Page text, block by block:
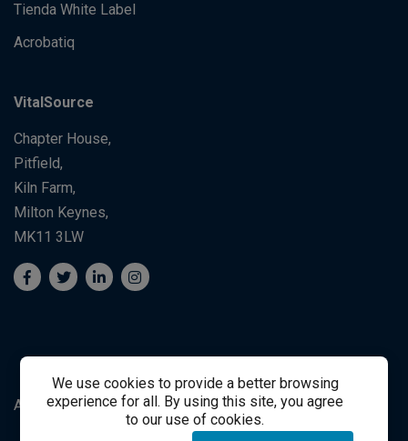
We use cookies to provide a better browsing
experience for all. By using this site, you agree
to our use of cookies.
Tienda White Label
Acrobatiq
VitalSource
Chapter House,
Pitfield,
Kiln Farm,
Milton Keynes,
MK11 3LW
Apoyo al Estudiante Student Support